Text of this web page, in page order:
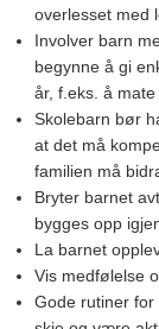
overlesset med
Involver barn
begynne å gi
år, f.eks. å
Skolebarn bør
at det må
familien må
Bryter barnet
bygges opp
La barnet
Vis medfølelse
Gode rutiner